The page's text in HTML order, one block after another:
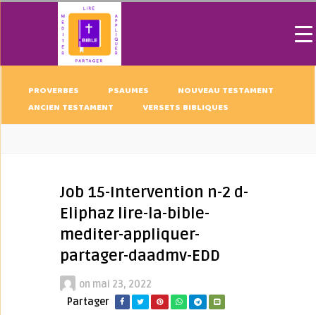
PROVERBES PSAUMES
NOUVEAU TESTAMENT
ANCIEN TESTAMENT
VERSETS BIBLIQUES
Job 15-Intervention n-2 d-
Eliphaz lire-la-bible-
mediter-appliquer-
partager-daadmv-EDD
on mai 23, 2022
Partager